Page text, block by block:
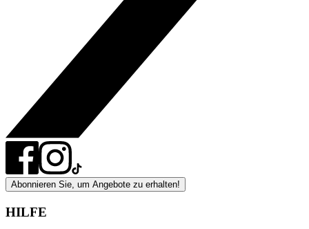
Abonnieren Sie, um Angebote zu erhalten!
HILFE